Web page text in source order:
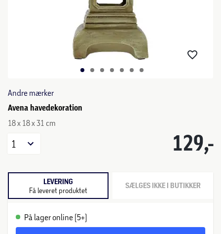
Andre mærker
Avena havedekoration
18 x 18 x 31 cm
129,-
1
LEVERING
Få leveret produktet SÆLGES IKKE I BUTIKKER
På lager online (5+)